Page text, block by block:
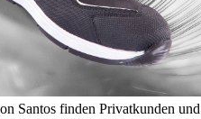
Santos finden Privatkunden